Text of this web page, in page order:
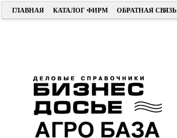
ГЛАВНАЯ КАТАЛОГ ФИРМ ОБРАТНАЯ СВЯЗЬ